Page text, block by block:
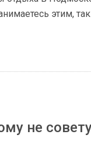
этим,
не